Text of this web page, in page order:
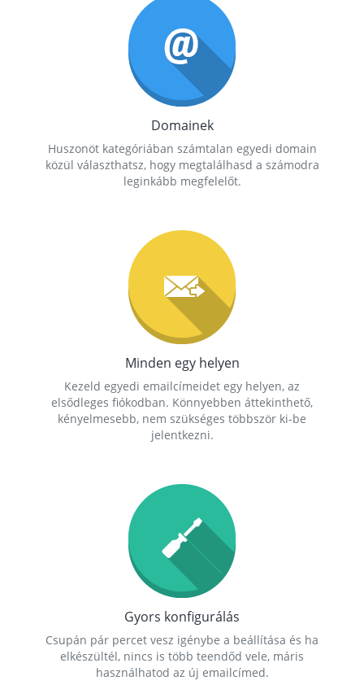
Domainek
Huszonöt kategóriában számtalan egyedi domain
közül választhatsz, hogy megtalálhasd a számodra
leginkább megfelelőt.
Minden egy helyen
Kezeld egyedi emailcímeidet egy helyen, az
elsődleges fiókodban. Könnyebben áttekinthető,
kényelmesebb, nem szükséges többször ki-be
jelentkezni.
Gyors konfigurálás
Csupán pár percet vesz igénybe a beállítása és ha
elkészültél, nincs is több teendőd vele, máris
használhatod az új emailcímed.